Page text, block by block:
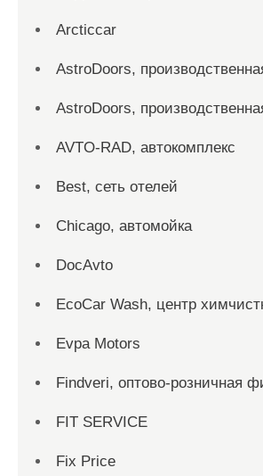
Arcticcar
AstroDoors,
AstroDoors,
AVTO-RAD, автокомплекс
Best, сеть отелей
Chicago, автомойка
DocAvto
EcoCar Wash, центр
Evpa Motors
Findveri, оптово-розничная
FIT SERVICE
Fix Price